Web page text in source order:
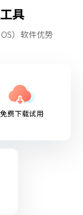
具
）软件优势
免费下载试用